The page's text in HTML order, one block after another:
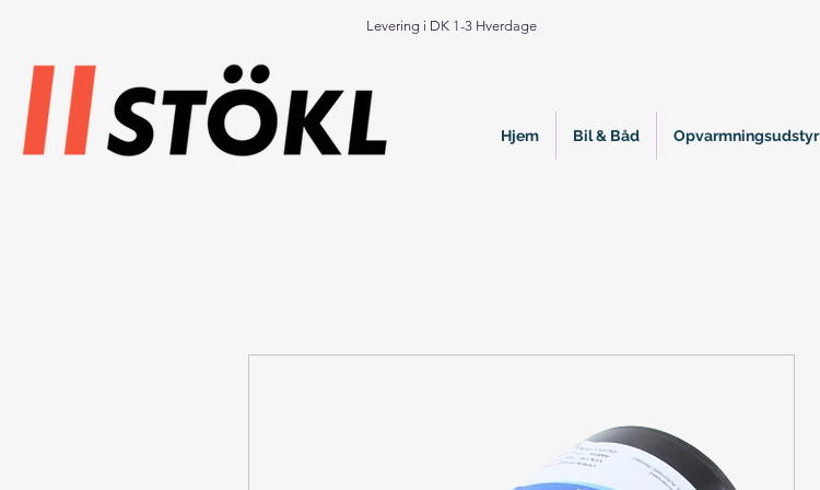
Hjem Bil & Båd Opvarmningsudstyr
Levering i DK 1-3 Hverdage